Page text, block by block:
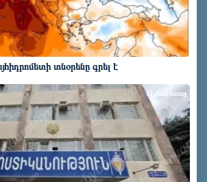
տնօրենը գրել է
12 ժամ առաջ